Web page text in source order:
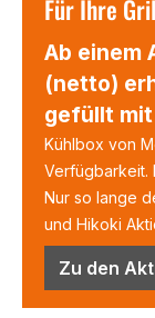
Für Ihre
Ab einem
(netto)
gefüllt
Kühlbox von
Verfügbarkeit.
Nur so lange
und Hikoki
Zu den